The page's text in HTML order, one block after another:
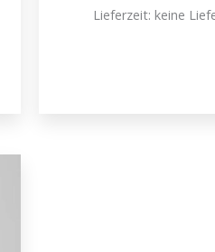
Lieferzeit: keine